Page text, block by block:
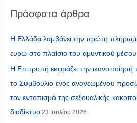
Πρόσφατα άρθρα
Η Ελλάδα λαμβάνει την πρώτη
ευρώ στο πλαίσιο του αμυντικού
Η Επιτροπή εκφράζει την ικανοποίησή
το Συμβούλιο ενός ανανεωμένου
τον εντοπισμό της σεξουαλικής
διαδίκτυο 23 Ιουλίου 2026